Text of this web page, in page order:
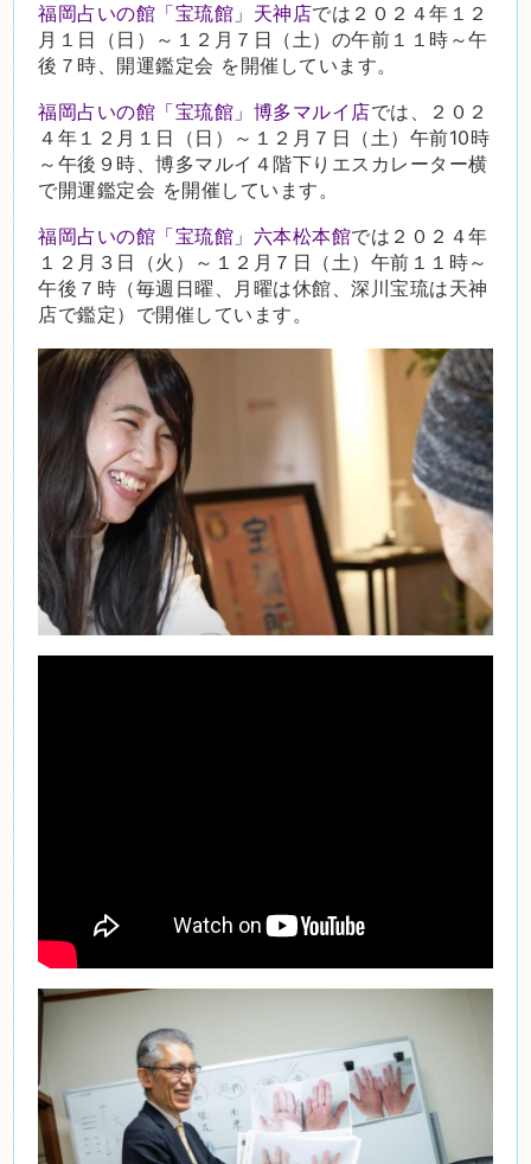
福岡占いの館「宝琉館」天神店では２０２４年１２
月１日（日）～１２月７日（土）の午前１１時～午
後７時、開運鑑定会 を開催しています。
福岡占いの館「宝琉館」博多マルイ店では、２０２
４年１２月１日（日）～１２月７日（土）午前10時
～午後９時、博多マルイ４階下りエスカレーター横
で開運鑑定会 を開催しています。
福岡占いの館「宝琉館」六本松本館では２０２４年
１２月３日（火）～１２月７日（土）午前１１時～
午後７時（毎週日曜、月曜は休館、深川宝琉は天神
店で鑑定）で開催しています。